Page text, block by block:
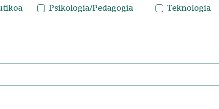
Psikologia/Pedagogia Teknologia